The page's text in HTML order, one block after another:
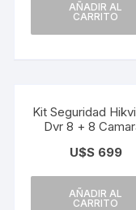
AÑADIR AL
CARRITO
Kit Seguridad
Dvr 8 + 8
U$S699
AÑADIR AL
CARRITO